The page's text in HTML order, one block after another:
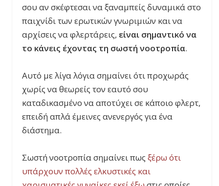
σου αν σκέφτεσαι να ξαναμπείς δυναμικά στο
παιχνίδι των ερωτικών γνωριμιών και να
αρχίσεις να φλερτάρεις, είναι σημαντικό να
το κάνεις έχοντας τη σωστή νοοτροπία.
Αυτό με λίγα λόγια σημαίνει ότι προχωράς
χωρίς να θεωρείς τον εαυτό σου
καταδικασμένο να αποτύχει σε κάποιο φλερτ,
επειδή απλά έμεινες ανενεργός για ένα
διάστημα.
Σωστή νοοτροπία σημαίνει πως ξέρω ότι
υπάρχουν πολλές ελκυστικές και